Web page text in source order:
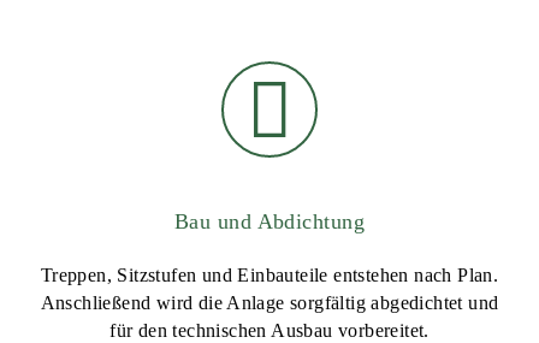
Bau und Abdichtung
Treppen, Sitzstufen und Einbauteile entstehen nach Plan.
Anschließend wird die Anlage sorgfältig abgedichtet und
für den technischen Ausbau vorbereitet.